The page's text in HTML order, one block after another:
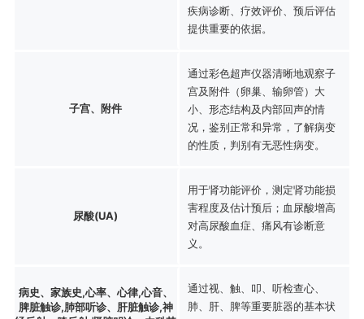
疾病诊断、疗效评价、预后评估
提供重要的依据。
子宫、附件
通过彩色超声仪器清晰地观察子
宫及附件（卵巢、输卵管）大
小、形态结构及内部回声的情
况，鉴别正常和异常，了解病变
的性质，判别有无恶性病变。
尿酸(UA)
用于肾功能评价，测定肾功能损
害程度及估计预后；血尿酸增高
对高尿酸血症、痛风有诊断意
义。
病史、家族史,心率、心律,心音、
脾脏触诊,肺部听诊、肝脏触诊,神
通过视、触、叩、听检查心、
肺、肝、脾等重要脏器的基本状